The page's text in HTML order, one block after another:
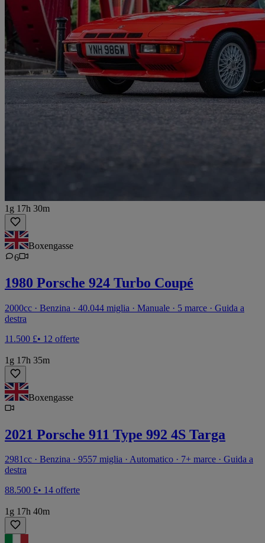
1g 17h 30m
Boxengasse
6
1980 Porsche 924 Turbo Coupé
2000cc · Benzina · 40.044 miglia · Manuale · 5 marce · Guida a
destra
11.500 £• 12 offerte
1g 17h 35m
Boxengasse
2021 Porsche 911 Type 992 4S Targa
2981cc · Benzina · 9557 miglia · Automatico · 7+ marce · Guida a
destra
88.500 £• 14 offerte
1g 17h 40m